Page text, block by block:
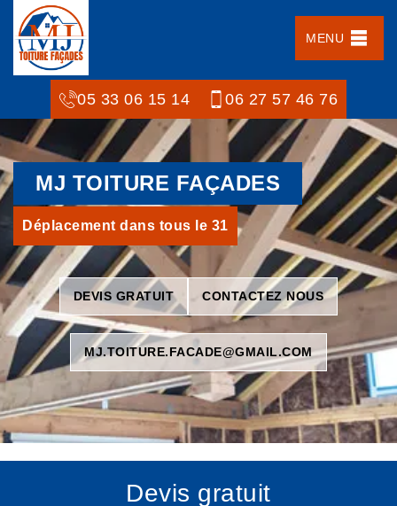
MENU
05 33 06 15 14 06 27 57 46 76
MJ TOITURE FAÇADES
Déplacement dans tous le 31
DEVIS GRATUIT CONTACTEZ NOUS
MJ.TOITURE.FACADE@GMAIL.COM
Devis gratuit